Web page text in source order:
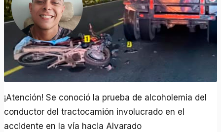
¡Atención! Se conoció la prueba de alcoholemia del
conductor del tractocamión involucrado en el
accidente en la vía hacia Alvarado